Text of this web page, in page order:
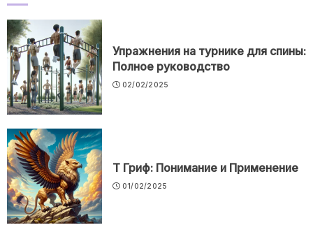
Упражнения на турнике для спины:
Полное руководство
02/02/2025
Т Гриф: Понимание и Применение
01/02/2025